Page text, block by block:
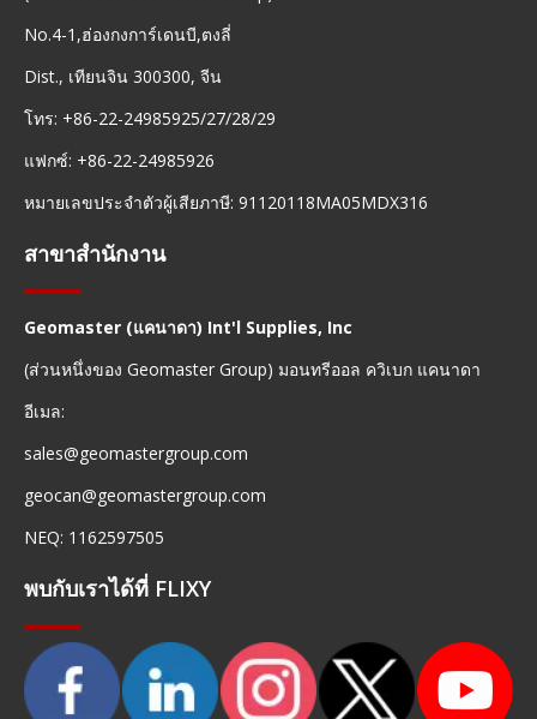
No.4-1,ฮ่องกงการ์เดนบี,ตงลี่
Dist., เทียนจิน 300300, จีน
โทร: +86-22-24985925/27/28/29
แฟกซ์: +86-22-24985926
หมายเลขประจำตัวผู้เสียภาษี: 91120118MA05MDX316
สาขาสำนักงาน
Geomaster (แคนาดา) Int'l Supplies, Inc
(ส่วนหนึ่งของ Geomaster Group) มอนทรีออล ควิเบก แคนาดา
อีเมล:
sales@geomastergroup.com
geocan@geomastergroup.com
NEQ: 1162597505
พบกับเราได้ที่ FLIXY